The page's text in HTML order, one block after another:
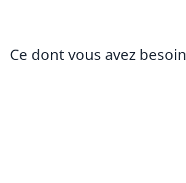
Ce dont vous avez besoin